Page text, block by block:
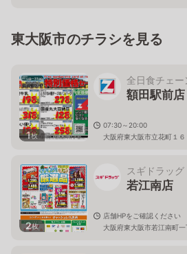
東大阪市のチラシを見る
1枚
全日食チェー
額田駅前店
07:30～20:00
大阪府東大阪市立花町１６
2枚
スギドラッグ
若江南店
店舗HPをご確認ください
大阪府東大阪市若江南町